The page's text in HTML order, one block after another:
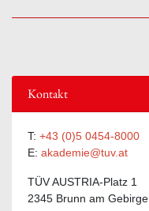
Kontakt
T: +43 (0)5 0454-8000
E: akademie@tuv.at
TÜV AUSTRIA-Platz 1
2345 Brunn am Gebirge